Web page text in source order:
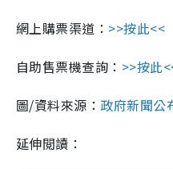
網上購票渠道： >>按此<<
自助售票機查詢： >>按此
圖/資料來源： 政府新聞公
延伸閲讀：